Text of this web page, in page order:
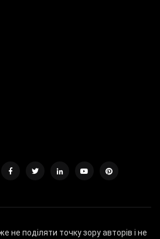
не поділяти точку зору авторів і не